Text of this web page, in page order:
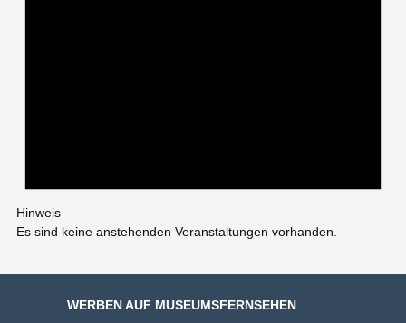
Hinweis
Es sind keine anstehenden Veranstaltungen vorhanden.
WERBEN AUF MUSEUMSFERNSEHEN